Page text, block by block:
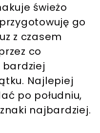
świeżo
go
z czasem
co
Najlepiej
po południu,
najbardziej.